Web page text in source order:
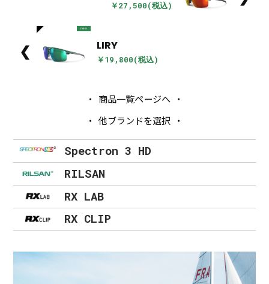
￥27,500(税込)
❮
new
LIRY
￥19,800(税込)
商品一覧ページへ
他ブランドを選択
Spectron 3 HD
RILSAN
RX LAB
RX CLIP